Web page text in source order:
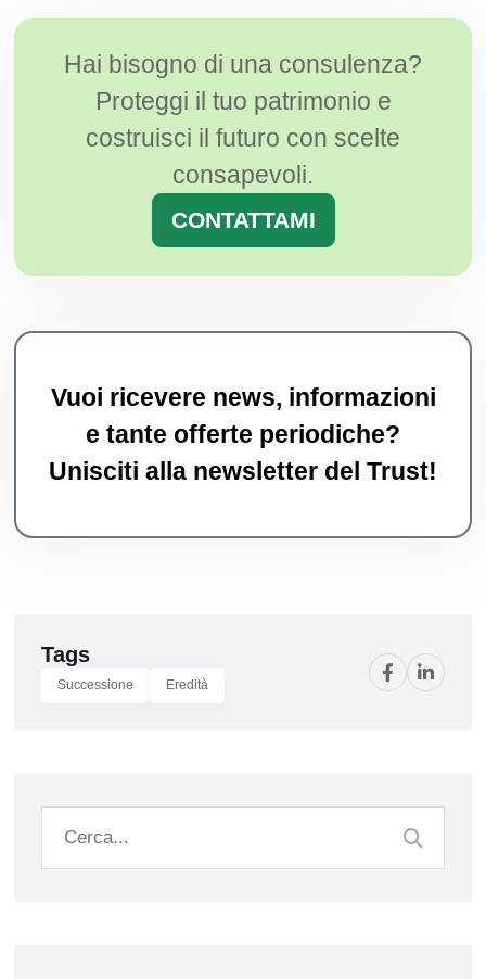
Hai bisogno di una consulenza?
Proteggi il tuo patrimonio e
costruisci il futuro con scelte
consapevoli.
CONTATTAMI
Vuoi ricevere news, informazioni
e tante offerte periodiche?
Unisciti alla newsletter del Trust!
Tags
Successione Eredità